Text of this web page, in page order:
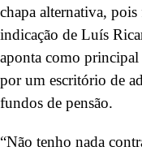
chapa alternativa,
indicação de Luís
aponta como
por um escritório de
fundos de pensão.
“Não tenho nada